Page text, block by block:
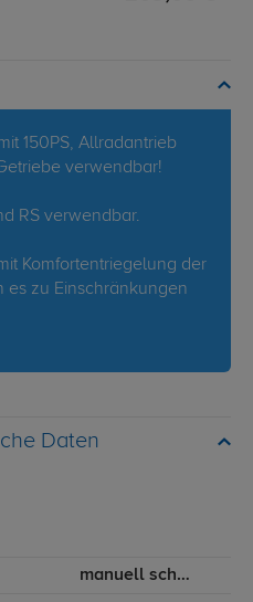
150PS, Allradantrieb
verwendbar!
RS verwendbar.
Komfortentriegelung der
es zu Einschränkungen
Daten
manuell schwenkbarer Kugelkopf